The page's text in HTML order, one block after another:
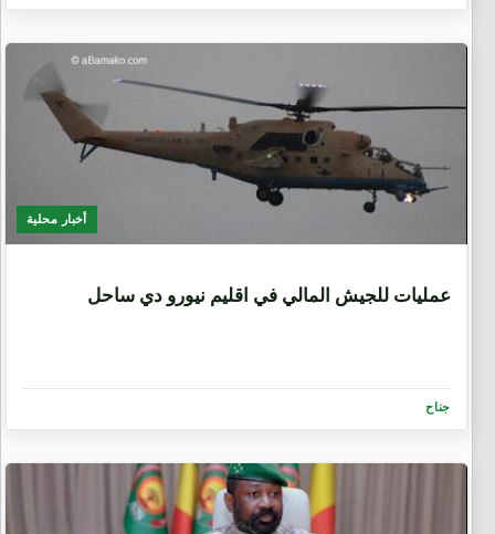
أخبار محلية
عمليات للجيش المالي في اقليم نيورو دي ساحل
جناح